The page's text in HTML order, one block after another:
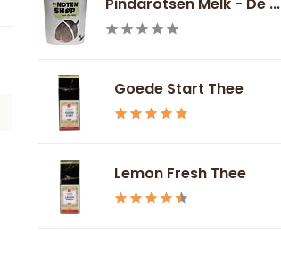
Goede Start Thee
Lemon Fresh Thee